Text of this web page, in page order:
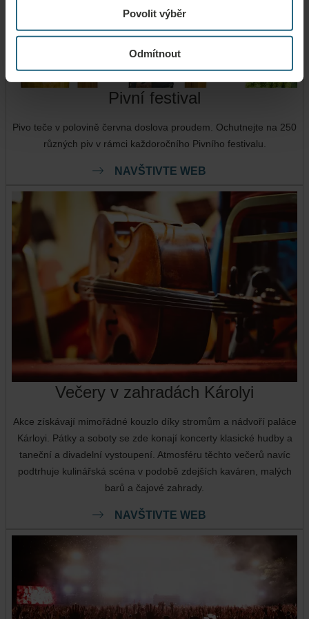
Povolit výběr
Odmítnout
Pivní festival
Pivo teče v polovině června doslova proudem. Ochutnejte na 250
různých piv v rámci každoročního Pivního festivalu.
NAVŠTIVTE WEB
Večery v zahradách Károlyi
Akce získávají mimořádné kouzlo díky stromům a nádvoří paláce
Kárloyi. Pátky a soboty se zde konají koncerty klasické hudby a
taneční a divadelní vystoupení. Atmosféru těchto večerů navíc
podtrhuje kulinářská scéna v podobě zdejších kaváren, malých
barů a čajové zahrady.
NAVŠTIVTE WEB